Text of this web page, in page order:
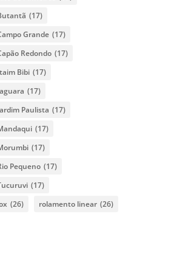
(17)
Grande (17)
Redondo (17)
Bibi (17)
(17)
Paulista (17)
(17)
(17)
Pequeno (17)
(17)
(26) rolamento linear (26)